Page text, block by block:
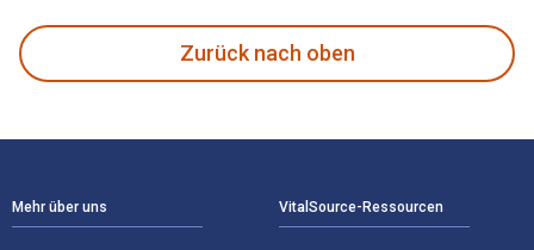
Zurück nach oben
Mehr über uns VitalSource-Ressourcen